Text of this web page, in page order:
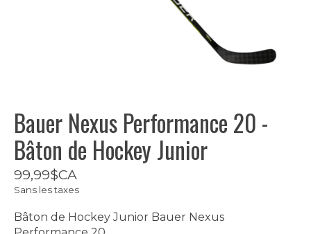
Bauer Nexus Performance 20 -
Bâton de Hockey Junior
99,99$CA
Sans les taxes
Bâton de Hockey Junior Bauer Nexus